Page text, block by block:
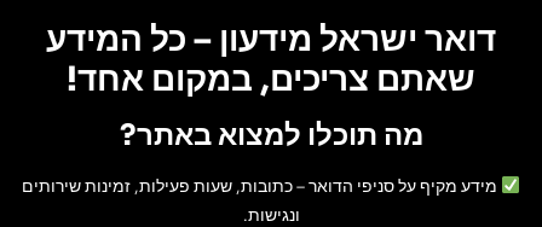
דואר ישראל מידעון – כל המידע
שאתם צריכים, במקום אחד!
מה תוכלו למצוא באתר?
מידע מקיף על סניפי הדואר– כתובות, שעות פעילות, זמינות שירותים
ונגישות.